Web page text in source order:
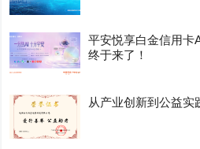
平安悦享白金信用卡
终于来了！
从产业创新到公益实